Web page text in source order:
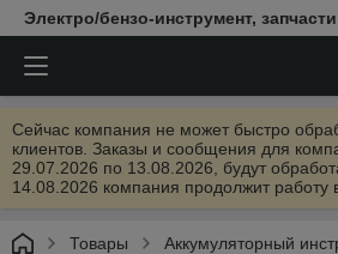
Электро/бензо-инструмент,
Сейчас компания не может быстро
клиентов. Заказы и сообщения для
29.07.2026 по 13.08.2026, будут
14.08.2026 компания продолжит работу
Товары Аккумуляторный